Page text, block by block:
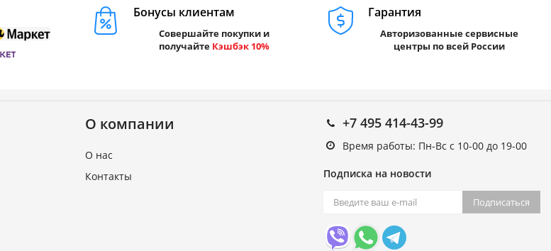
Бонусы клиентам
Совершайте покупки и
получайте Кэшбэк 10%
Гарантия
Авторизованные сервисные
центры по всей России
О компании
О нас
Контакты
+7 495 414-43-99
Время работы: Пн-Вс с 10-00 до 19-00
Подписка на новости
Подписаться